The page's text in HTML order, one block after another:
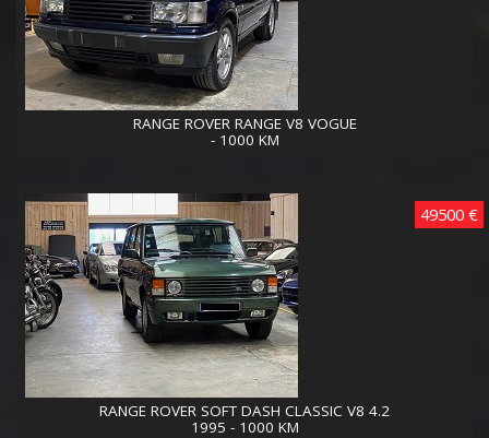
RANGE ROVER RANGE V8 VOGUE
- 1000 KM
49500 €
RANGE ROVER SOFT DASH CLASSIC V8 4.2
1995 - 1000 KM